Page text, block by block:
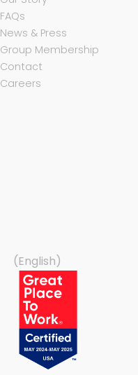
FAQs
News & Press
Group Membership
Contact
Careers
(English)